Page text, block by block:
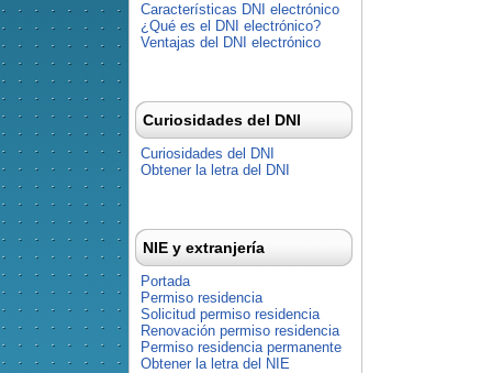
Características DNI electrónico
¿Qué es el DNI electrónico?
Ventajas del DNI electrónico
Curiosidades del DNI
Curiosidades del DNI
Obtener la letra del DNI
NIE y extranjería
Portada
Permiso residencia
Solicitud permiso residencia
Renovación permiso residencia
Permiso residencia permanente
Obtener la letra del NIE